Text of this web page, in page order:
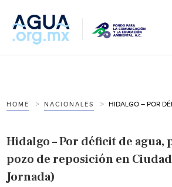
HOME NACIONALES
Hidalgo – Por déficit de
pozo de reposición en
Jornada)